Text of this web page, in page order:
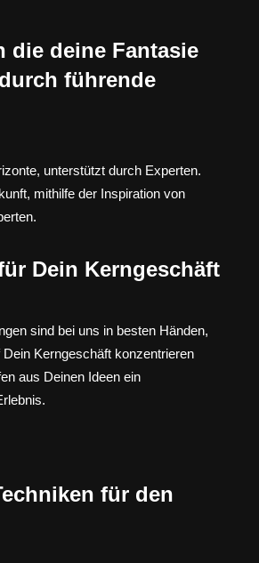
die deine Fantasie
führende
unterstützt durch Experten.
mithilfe der Inspiration von
Dein Kerngeschäft
sind bei uns in besten Händen,
Kerngeschäft konzentrieren
aus Deinen Ideen ein
für den